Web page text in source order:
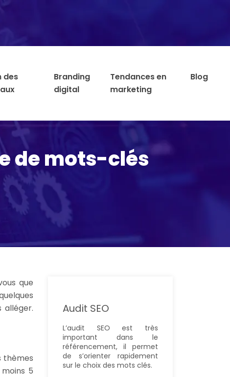
des
Branding
digital
Tendances en
marketing
Blog
de mots-clés
que
thèmes
5
Audit SEO
L’audit SEO est très
important dans le
référencement, il permet
de s’orienter rapidement
sur le choix des mots clés.